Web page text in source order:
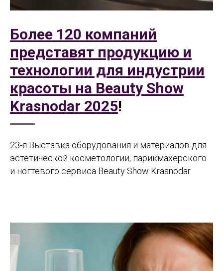
Более 120 компаний
представят продукцию и
технологии для индустрии
красоты на Beauty Show
Krasnodar 2025!
23-я Выставка оборудования и материалов для
эстетической косметологии, парикмахерского
и ногтевого сервиса Beauty Show Krasnodar